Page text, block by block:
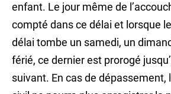
enfant. Le jour même de
compté dans ce délai et lorsque
délai tombe un samedi, un
férié, ce dernier est prorogé
suivant. En cas de dépassement,